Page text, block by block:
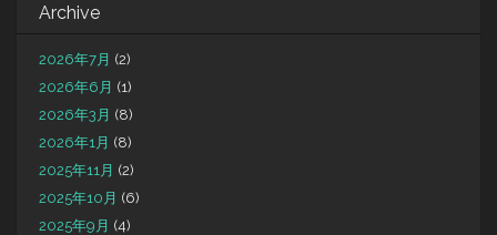
Archive
2026年7月 (2)
2026年6月 (1)
2026年3月 (8)
2026年1月 (8)
2025年11月 (2)
2025年10月 (6)
2025年9月 (4)